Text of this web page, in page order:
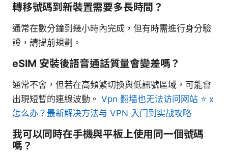
轉移號碼到新裝置需要多長時間？
通常在數分鐘到幾小時內完成，但有時需進行身分驗
證，請提前規劃。
eSIM 安裝後語音通話質量會變差嗎？
通常不會，但若在高頻繁切換與低訊號區域，可能會
出現短暫的連線波動。 Vpn 翻墙也无法访问网站 ⭐ x
怎么办？最新解决方法与 VPN 入门到实战攻略
我可以同時在手機與平板上使用同一個號碼
嗎？